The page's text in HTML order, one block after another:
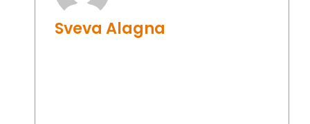
Sveva Alagna